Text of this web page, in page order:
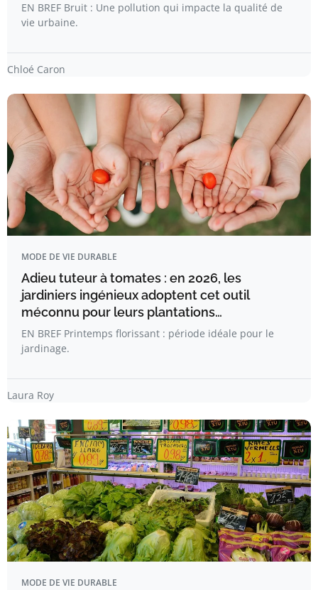
EN BREF Bruit : Une pollution qui impacte la qualité de
vie urbaine.
Chloé Caron
MODE DE VIE DURABLE
Adieu tuteur à tomates : en 2026, les
jardiniers ingénieux adoptent cet outil
méconnu pour leurs plantations…
EN BREF Printemps florissant : période idéale pour le
jardinage.
Laura Roy
MODE DE VIE DURABLE